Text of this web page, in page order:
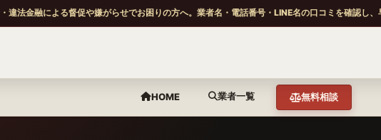
違法金融による督促や嫌がらせでお困りの方へ。業者名・電話番号・LINE名の口コミを確認し、
HOME 業者一覧 無料相談